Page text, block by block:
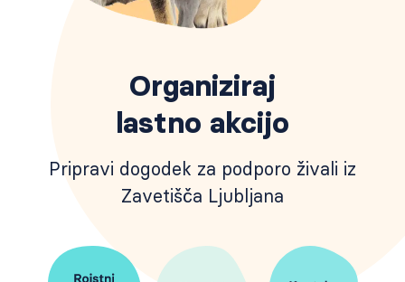
Organiziraj
lastno akcijo
Pripravi dogodek za podporo živali iz
Zavetišča Ljubljana